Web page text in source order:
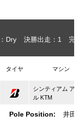
Dry 決勝出走：1
完
タイヤ マシン
Pole Position:
井田
シンティアム ア
ル KTM